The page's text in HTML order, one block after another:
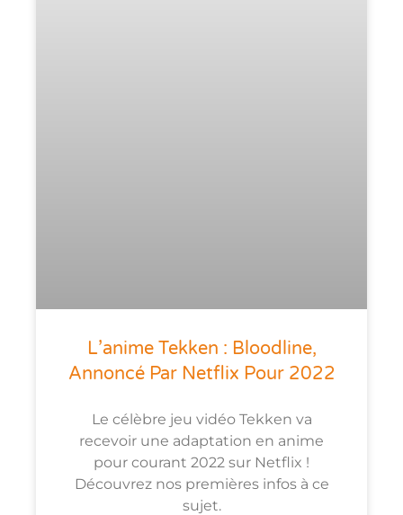
L’anime Tekken : Bloodline,
Annoncé Par Netflix Pour 2022
Le célèbre jeu vidéo Tekken va
recevoir une adaptation en anime
pour courant 2022 sur Netflix !
Découvrez nos premières infos à ce
sujet.